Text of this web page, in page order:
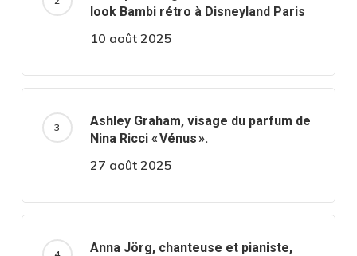
look Bambi rétro à Disneyland Paris
10 août 2025
Ashley Graham, visage du parfum de
Nina Ricci « Vénus ».
27 août 2025
Anna Jörg, chanteuse et pianiste,